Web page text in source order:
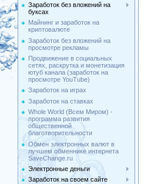
Заработок без вложений на
буксах
Майнинг и заработок на
криптовалюте
Заработок без вложений на
просмотре рекламы
Продвижение в социальных
сетях, раскрутка и монетизация
ютуб канала (заработок на
просмотре YouTube)
Заработок на играх
Заработок на ставках
Whole World (Всем Миром) -
программа развития
общественной
благотворительности
Обмен электронных валют в
лучшем обменнике интернета
SaveChange.ru
Электронные деньги
Заработок на своем сайте